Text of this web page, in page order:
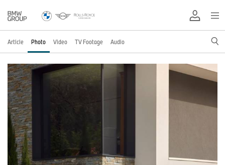
Article Photo Video TV Footage Audio